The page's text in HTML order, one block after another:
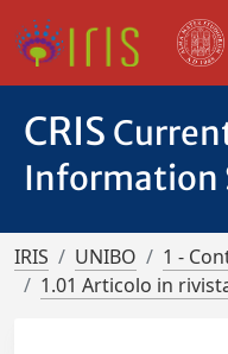
CRIS
Information
IRIS UNIBO
1 -
1.01 Articolo in